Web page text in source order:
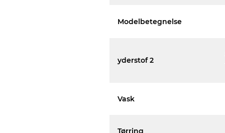
Modelbetegnelse
yderstof 2
Vask
Tørring